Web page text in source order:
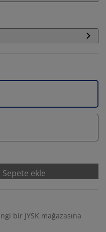
Sepete ekle
bir JYSK mağazasına